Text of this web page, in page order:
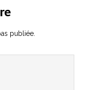
publiée.